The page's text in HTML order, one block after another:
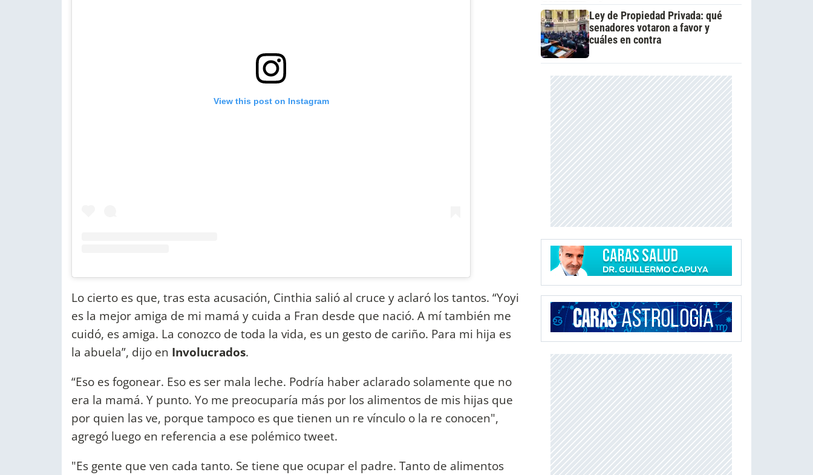
View this post on Instagram
Lo cierto es que, tras esta acusación, Cinthia salió al cruce y aclaró los tantos. “Yoyi
es la mejor amiga de mi mamá y cuida a Fran desde que nació. A mí también me
cuidó, es amiga. La conozco de toda la vida, es un gesto de cariño. Para mi hija es
la abuela”, dijo en Involucrados.
“Eso es fogonear. Eso es ser mala leche. Podría haber aclarado solamente que no
era la mamá. Y punto. Yo me preocuparía más por los alimentos de mis hijas que
por quien las ve, porque tampoco es que tienen un re vínculo o la re conocen",
agregó luego en referencia a ese polémico tweet.
"Es gente que ven cada tanto. Se tiene que ocupar el padre. Tanto de alimentos
Ley de Propiedad Privada: qué
senadores votaron a favor y
cuáles en contra